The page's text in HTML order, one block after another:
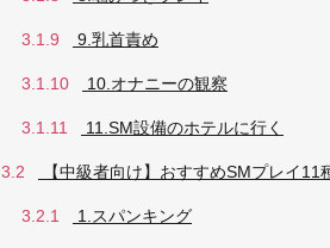
3.1.9 9.乳首責め
3.1.10 10.オナニーの観察
3.1.11 11.SM設備のホテルに行く
3.2 【中級者向け】おすすめSMプレイ11
3.2.1 1.スパンキング